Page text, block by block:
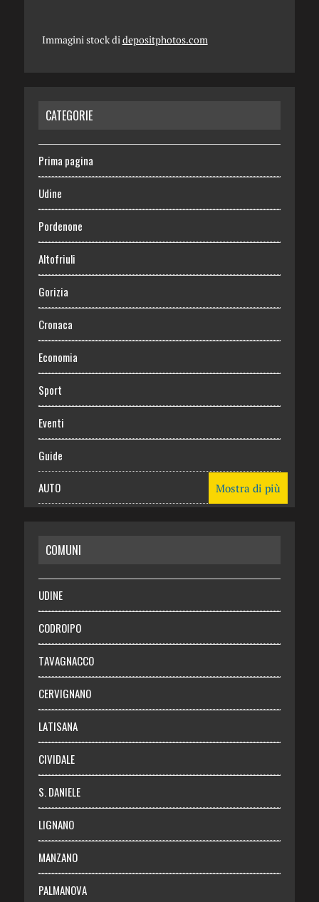
Immagini stock didepositphotos.com
CATEGORIE
Prima pagina
Udine
Pordenone
Altofriuli
Gorizia
Cronaca
Economia
Sport
Eventi
Guide
AUTO
RISPARMIO
SALUTE
Necrologie
Chi siamo
Abbonati
Login
Mostra di più
COMUNI
UDINE
CODROIPO
TAVAGNACCO
CERVIGNANO
LATISANA
CIVIDALE
S. DANIELE
LIGNANO
MANZANO
PALMANOVA